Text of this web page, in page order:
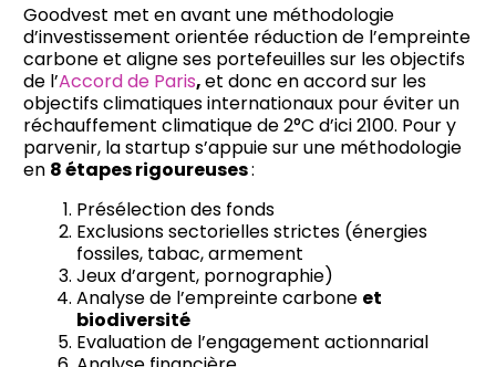
Goodvest met en avant une méthodologie
d’investissement orientée réduction de l’empreinte
carbone et aligne ses portefeuilles sur les objectifs
de l’Accord de Paris,et donc en accord sur les
objectifs climatiques internationaux pour éviter un
réchauffement climatique de 2°C d’ici 2100. Pour y
parvenir, la startup s’appuie sur une méthodologie
en 8 étapes rigoureuses:
Présélection des fonds
Exclusions sectorielles strictes (énergies
fossiles, tabac, armement
Jeux d’argent, pornographie)
Analyse de l’empreinte carbone et
biodiversité
Evaluation de l’engagement actionnarial